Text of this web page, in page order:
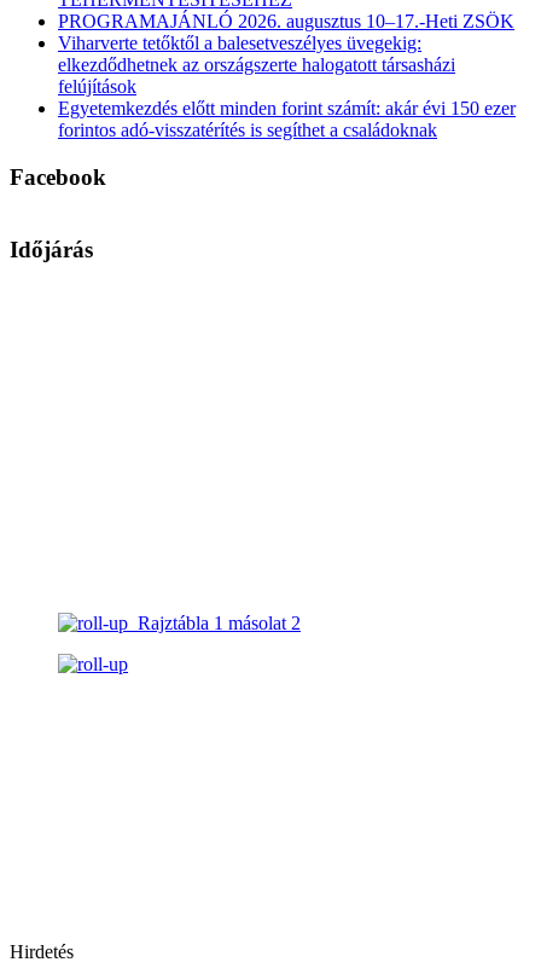
PROGRAMAJÁNLÓ 2026. augusztus 10–17.-Heti ZSÖK
Viharverte tetőktől a balesetveszélyes üvegekig:
elkezdődhetnek az országszerte halogatott társasházi
felújítások
Egyetemkezdés előtt minden forint számít: akár évi 150 ezer
forintos adó-visszatérítés is segíthet a családoknak
Facebook
Időjárás
Hirdetés